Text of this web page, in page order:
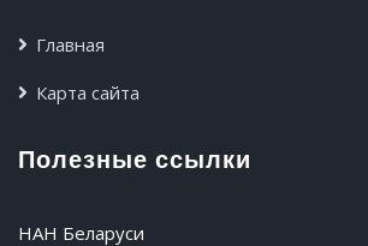
Главная
Карта сайта
Полезные ссылки
НАН Беларуси